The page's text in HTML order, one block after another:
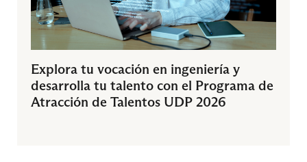
Explora tu vocación en ingeniería y
desarrolla tu talento con el Programa de
Atracción de Talentos UDP 2026